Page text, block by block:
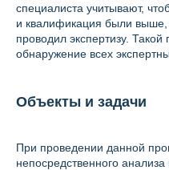
специалиста учитывают,
и квалификация были выше,
проводил экспертизу.
обнаружение всех
Объекты и задачи
При проведении данной
непосредственного